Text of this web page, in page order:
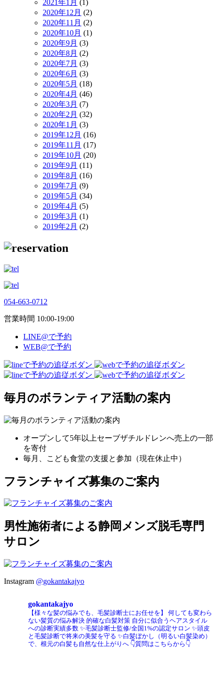
2021年1月 (1)
2020年12月 (2)
2020年11月 (2)
2020年10月 (1)
2020年9月 (3)
2020年8月 (2)
2020年7月 (3)
2020年6月 (3)
2020年5月 (18)
2020年4月 (46)
2020年3月 (7)
2020年2月 (32)
2020年1月 (3)
2019年12月 (16)
2019年11月 (17)
2019年10月 (20)
2019年9月 (11)
2019年8月 (16)
2019年7月 (9)
2019年5月 (34)
2019年4月 (5)
2019年3月 (1)
2019年2月 (2)
054-663-0712
営業時間 10:00-19:00
LINE@で予約
WEB@で予約
毎月のボランティア活動の案内
オープンして5年以上セーブザチルドレンへ売上の一部
を寄付
毎月、こども食堂の支援と参加（現在休止中）
フランチャイズ募集のご案内
男性施術者による静岡メンズ脱毛専門
サロン
Instagram @gokantakajyo
gokantakajyo
【様々な髪の悩みでも、毛髪診断士にお任せを】
何しても変わら
ない髪質の悩み解決 的確な白髪対策 自分に似合うヘアスタイル
への診断実績多数 ✨毛髪診断士監修/全国1%の認定サロン ✨頭皮
と毛髪診断で将来の美髪を守る ✨白髪ぼかし（明るい白髪染め）
で、根元の白髪も自然な仕上がりへ 👇質問はこちらから👇